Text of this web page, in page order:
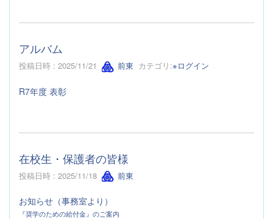
アルバム
投稿日時 : 2025/11/21 前東 カテゴリ:※ログイン
R7年度 表彰
在校生・保護者の皆様
投稿日時 : 2025/11/18 前東
お知らせ（事務室より）
『奨学のための給付金』のご案内